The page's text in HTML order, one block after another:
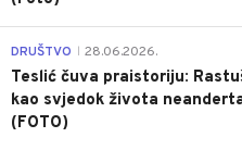
DRUŠTVO 28.06.2026.
Teslić čuva praistoriju:
kao svjedok života
(FOTO)